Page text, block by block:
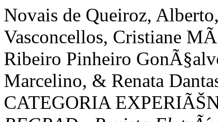
Novais de Queiroz,
Vasconcellos, Cristiane
Ribeiro Pinheiro
Marcelino, & Renata
CATEGORIA